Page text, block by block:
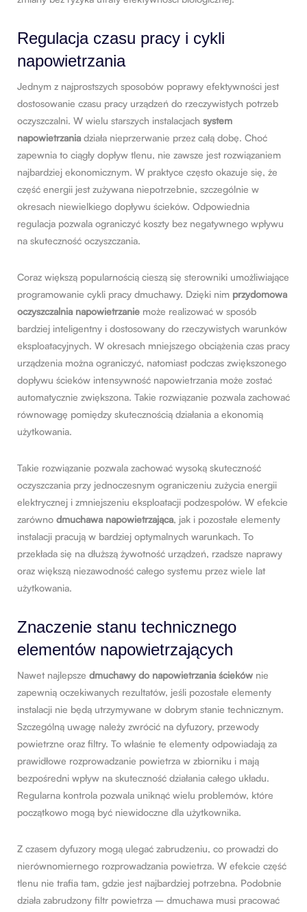
Regulacja czasu pracy i cykli
napowietrzania
Jednym z najprostszych sposobów poprawy efektywności jest
dostosowanie czasu pracy urządzeń do rzeczywistych potrzeb
oczyszczalni. W wielu starszych instalacjach system
napowietrzania działa nieprzerwanie przez całą dobę. Choć
zapewnia to ciągły dopływ tlenu, nie zawsze jest rozwiązaniem
najbardziej ekonomicznym. W praktyce często okazuje się, że
część energii jest zużywana niepotrzebnie, szczególnie w
okresach niewielkiego dopływu ścieków. Odpowiednia
regulacja pozwala ograniczyć koszty bez negatywnego wpływu
na skuteczność oczyszczania.
Coraz większą popularnością cieszą się sterowniki umożliwiające
programowanie cykli pracy dmuchawy. Dzięki nim przydomowa
oczyszczalnia napowietrzanie może realizować w sposób
bardziej inteligentny i dostosowany do rzeczywistych warunków
eksploatacyjnych. W okresach mniejszego obciążenia czas pracy
urządzenia można ograniczyć, natomiast podczas zwiększonego
dopływu ścieków intensywność napowietrzania może zostać
automatycznie zwiększona. Takie rozwiązanie pozwala zachować
równowagę pomiędzy skutecznością działania a ekonomią
użytkowania.
Takie rozwiązanie pozwala zachować wysoką skuteczność
oczyszczania przy jednoczesnym ograniczeniu zużycia energii
elektrycznej i zmniejszeniu eksploatacji podzespołów. W efekcie
zarówno dmuchawa napowietrzająca, jak i pozostałe elementy
instalacji pracują w bardziej optymalnych warunkach. To
przekłada się na dłuższą żywotność urządzeń, rzadsze naprawy
oraz większą niezawodność całego systemu przez wiele lat
użytkowania.
Znaczenie stanu technicznego
elementów napowietrzających
Nawet najlepsze dmuchawy do napowietrzania ścieków nie
zapewnią oczekiwanych rezultatów, jeśli pozostałe elementy
instalacji nie będą utrzymywane w dobrym stanie technicznym.
Szczególną uwagę należy zwrócić na dyfuzory, przewody
powietrzne oraz filtry. To właśnie te elementy odpowiadają za
prawidłowe rozprowadzanie powietrza w zbiorniku i mają
bezpośredni wpływ na skuteczność działania całego układu.
Regularna kontrola pozwala uniknąć wielu problemów, które
początkowo mogą być niewidoczne dla użytkownika.
Z czasem dyfuzory mogą ulegać zabrudzeniu, co prowadzi do
nierównomiernego rozprowadzania powietrza. W efekcie część
tlenu nie trafia tam, gdzie jest najbardziej potrzebna. Podobnie
działa zabrudzony filtr powietrza – dmuchawa musi pracować